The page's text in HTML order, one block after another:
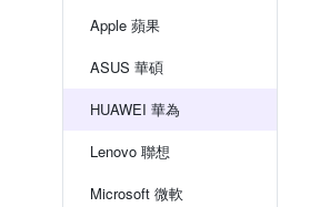
Apple 蘋果
ASUS 華碩
HUAWEI 華為
Lenovo 聯想
Microsoft 微軟